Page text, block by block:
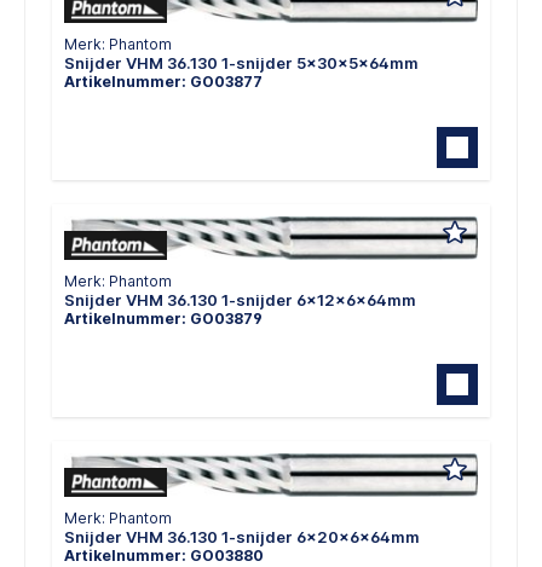
Merk: Phantom
Snijder VHM 36.130 1-snijder 5x30x5x64mm
Artikelnummer: GO03877
Merk: Phantom
Snijder VHM 36.130 1-snijder 6x12x6x64mm
Artikelnummer: GO03879
Merk: Phantom
Snijder VHM 36.130 1-snijder 6x20x6x64mm
Artikelnummer: GO03880